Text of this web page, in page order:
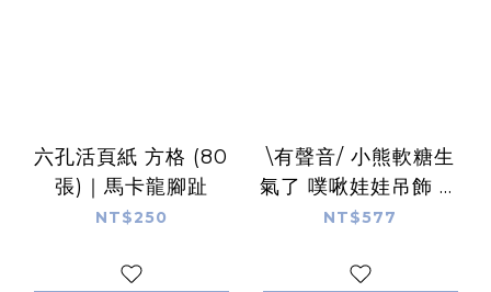
六孔活頁紙 方格 (80
張)｜馬卡龍腳趾
NT$250
\有聲音/ 小熊軟糖生
氣了 噗啾娃娃吊飾 ｜
馬卡龍腳趾
NT$577